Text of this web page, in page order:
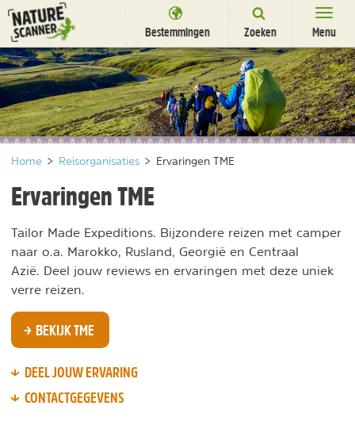
Ga
naar
content
Bestemmingen Zoeken Menu
Bestemmingen
Overnachten
Activiteiten
Natuurparken
Dieren
Nieuwsbrief Uitgelicht
Partners
Home > Reisorganisaties > Ervaringen TME
Ervaringen TME
Tailor Made Expeditions. Bijzondere reizen met camper
naar o.a. Marokko, Rusland, Georgië en Centraal
Azië. Deel jouw reviews en ervaringen met deze uniek
verre reizen.
BEKIJK TME
DEEL JOUW ERVARING
CONTACTGEGEVENS